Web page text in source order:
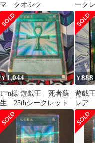
マ クオシク
ーク
¥1,044
T*n様 遊戯王 死者蘇
生 25thシークレット
¥888
遊戯
レア